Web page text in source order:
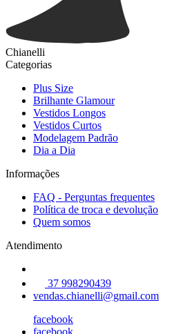
Chianelli
Categorias
Plus Size
Brilhante Glamour
Vestidos Longos
Vestidos Curtos
Modelagem Padrão
Dia a Dia
Informações
FAQ - Perguntas frequentes
Política de troca e devolução
Quem somos
Atendimento
37 998290439
vendas.chianelli@gmail.com
facebook